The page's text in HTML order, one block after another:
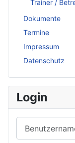
Trainer /
Dokumente
Termine
Impressum
Datenschutz
Login